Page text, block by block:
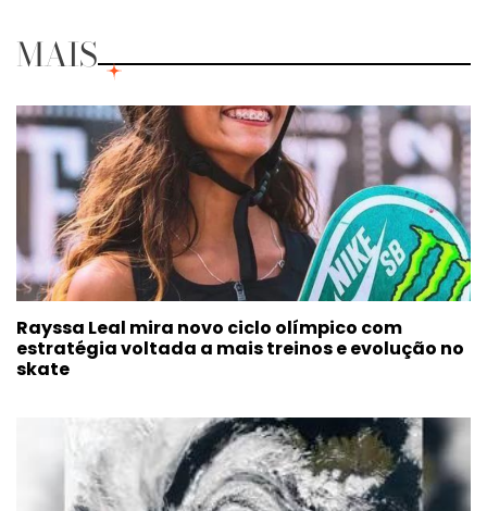
MAIS
Rayssa Leal mira novo ciclo olímpico com
estratégia voltada a mais treinos e evolução no
skate